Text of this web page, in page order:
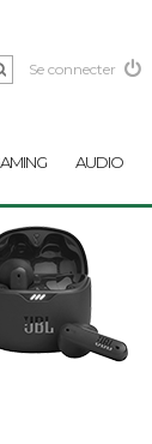
Se connecter
AUDIO